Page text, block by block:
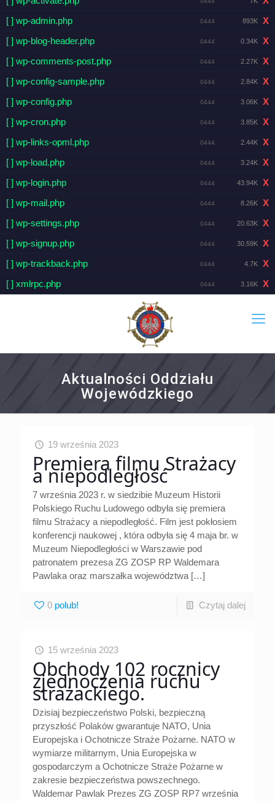
[ ] wp-admin.php
0444 893K
X
[ ] wp-blog-header.php
0444 0.34K
X
[ ] wp-comments-post.php
0444 2.27K
X
[ ] wp-config-sample.php
0444 2.84K
X
[ ] wp-config.php
0444 3.06K
X
[ ] wp-cron.php
0444 3.85K
X
[ ] wp-links-opml.php
0444 2.44K
X
[ ] wp-load.php
0444 3.24K
X
[ ] wp-login.php
0444 43.94K
X
[ ] wp-mail.php
0444 8.26K
X
[ ] wp-settings.php
0444 20.63K
X
[ ] wp-signup.php
0444 30.59K
X
[ ] wp-trackback.php
0444 4.7K
X
[ ] xmlrpc.php
0444 3.16K X
Aktualności Oddziału
Wojewódzkiego
19 września 2023
Premiera filmu Strażacy
a niepodległość
7 września 2023 r. w siedzibie Muzeum Historii
Polskiego Ruchu Ludowego odbyła się premiera
filmu Strażacy a niepodległość. Film jest pokłosiem
konferencji naukowej , która odbyła się 4 maja br. w
Muzeum Niepodległości w Warszawie pod
patronatem prezesa ZG ZOSP RP Waldemara
Pawlaka oraz marszałka województwa […]
0 Czytaj dalej
15 września 2023
Obchody 102 rocznicy
zjednoczenia ruchu
strażackiego.
Dzisiaj bezpieczeństwo Polski, bezpieczną
przyszłość Polaków gwarantuje NATO, Unia
Europejska i Ochotnicze Straże Pożarne. NATO w
wymiarze militarnym, Unia Europejska w
gospodarczym a Ochotnicze Straże Pożarne w
zakresie bezpieczeństwa powszechnego.
Waldemar Pawlak Prezes ZG ZOSP RP7 września